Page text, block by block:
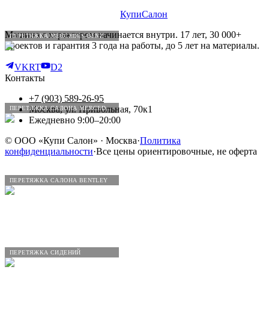
ПЕРЕТЯЖКА MERCEDES-BENZ
ПЕРЕТЯЖКА САЛОНА MERCEDES-BENZ
ПЕРЕТЯЖКА САЛОНА BENTLEY
ПЕРЕТЯЖКА СИДЕНИЙ
КупиСалон
Машина с характером начинается внутри. 17 лет, 30 000+
проектов и гарантия 3 года на работы, до 5 лет на материалы.
VKRT
D2
Контакты
+7 (903) 589-26-95
Москва, ул. Привольная, 70к1
Ежедневно 9:00–20:00
© ООО «Купи Салон» · Москва·Политика
конфиденциальности·Все цены ориентировочные, не оферта